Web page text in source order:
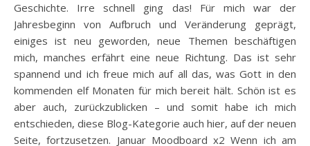
Geschichte. Irre schnell ging das! Für mich war der
Jahresbeginn von Aufbruch und Veränderung geprägt,
einiges ist neu geworden, neue Themen beschäftigen
mich, manches erfährt eine neue Richtung. Das ist sehr
spannend und ich freue mich auf all das, was Gott in den
kommenden elf Monaten für mich bereit hält. Schön ist es
aber auch, zurückzublicken – und somit habe ich mich
entschieden, diese Blog-Kategorie auch hier, auf der neuen
Seite, fortzusetzen. Januar Moodboard x2 Wenn ich am